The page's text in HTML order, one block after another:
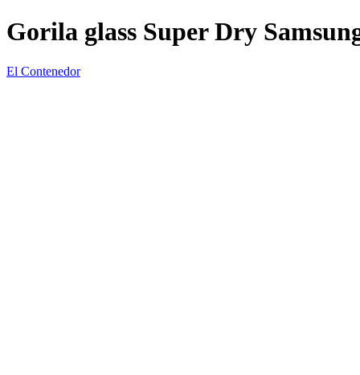
Gorila glass Super Dry
El Contenedor